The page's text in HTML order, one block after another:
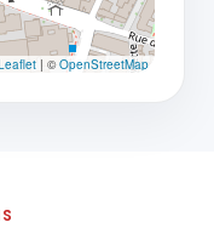
| ©OpenStreetMap